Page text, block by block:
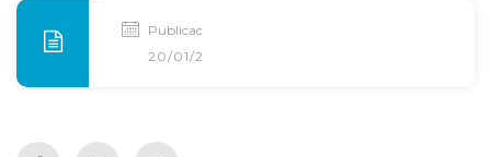
Publicado
20/01/2017